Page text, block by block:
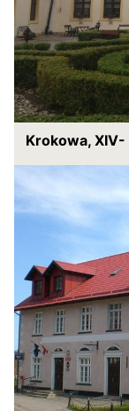
Krokowa,